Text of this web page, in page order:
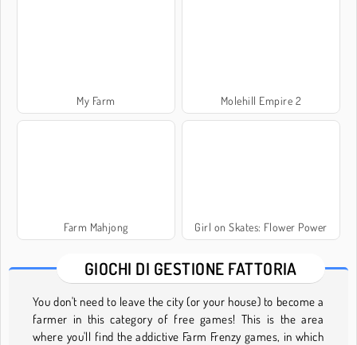
My Farm Molehill Empire 2
Farm Mahjong Girl on Skates: Flower Power
GIOCHI DI GESTIONE FATTORIA
You don't need to leave the city (or your house) to become a
farmer in this category of free games! This is the area
where you'll find the addictive Farm Frenzy games, in which